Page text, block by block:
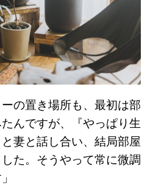
の置き場所も、最初は部
んですが、『やっぱり生
妻と話し合い、結局部屋
た。そうやって常に微調